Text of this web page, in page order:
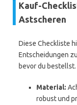
Kauf-
Astscheren
Diese Checkliste
Entscheidungen
bevor du bestellst.
Material:
robust und